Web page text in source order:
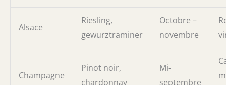
Alsace
Riesling,
gewurztraminer
Octobre –
novembre
Champagne
Pinot noir,
chardonnay
Mi-
septembre